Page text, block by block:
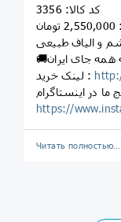
کد کالا: 3356
و الیاف طبیعی
لینک خرید :
https://
Читать полностью…